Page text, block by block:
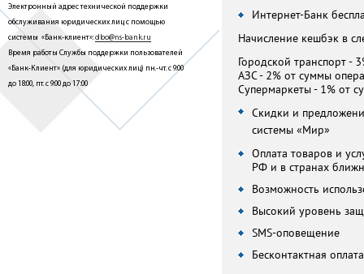
Электронный адрес технической поддержки
обслуживания юридических лиц с помощью
системы «Банк-клиент»:dbo@ns-bank.ru
Время работы Службы поддержки пользователей
«Банк-Клиент» (для юридических лиц) пн.-чт. с 9:00
до 18:00, пт. с 9:00 до 17:00
Интернет-Банк
Начисление кешбэк в
Городской транспорт -
АЗС - 2% от суммы
Супермаркеты - 1% от
Скидки и
системы «Мир»
Оплата товаров и
РФ и в странах
Возможность
Высокий уровень
SMS-оповещение
Бесконтактная оплата